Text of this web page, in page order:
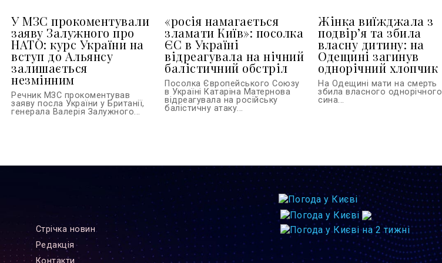
У МЗС прокоментували
заяву Залужного про
НАТО: курс України на
вступ до Альянсу
залишається
незмінним
Речник МЗС прокоментував
заяву посла України у Британії,
генерала Валерія Залужного...
«росія намагається
зламати Київ»: посолка
ЄС в Україні
відреагувала на нічний
балістичний обстріл
Посолка Європейського Союзу
в Україні Катаріна Матернова
відреагувала на російську
балістичну атаку...
Жінка виїжджала з
подвір’я та збила
власну дитину: на
Одещині загинув
однорічний хлопчик
На Одещині мати на смерть
збила власного однорічного
сина...
Стрiчка новин
Редакцiя
Контакти